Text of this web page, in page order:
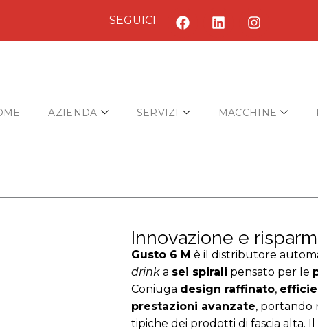
SEGUICI
F
a
c
k
L
i
n
n
I
n
s
a
AZIENDA SERVIZI MACCHINE
Innovazione e
Gusto 6 M è il distributore
drinka sei spirali pensato per le
Coniuga design raffinato,
prestazioni avanzate, portando
tipiche dei prodotti di fascia alta.